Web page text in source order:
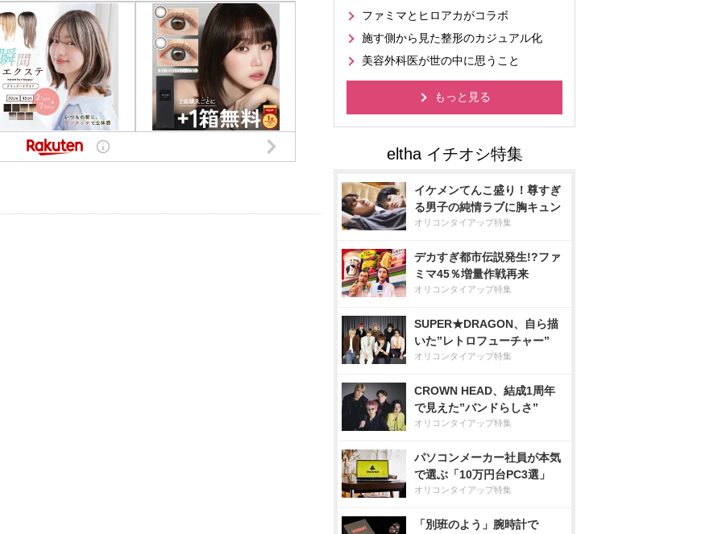
ファミマとヒロアカがコラボ
施す側から見た整形のカジュアル化
美容外科医が世の中に思うこと
もっと見る
イケメンてんこ盛り！尊すぎ
る男子の純情ラブに胸キュン
オリコンタイアップ特集
デカすぎ都市伝説発生!?ファ
ミマ45％増量作戦再来
オリコンタイアップ特集
SUPER★DRAGON、自ら描
いた”レトロフューチャー”
オリコンタイアップ特集
CROWN HEAD、結成1周年
で見えた”バンドらしさ”
オリコンタイアップ特集
パソコンメーカー社員が本気
で選ぶ「10万円台PC3選」
オリコンタイアップ特集
「別班のよう」腕時計で